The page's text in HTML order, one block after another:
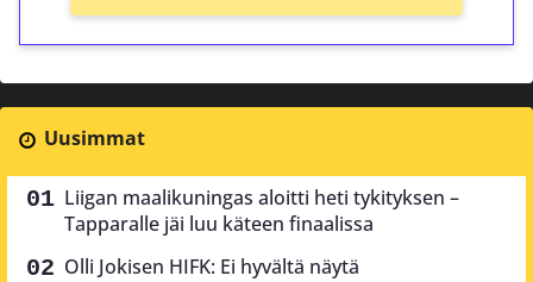
Uusimmat
Liigan maalikuningas aloitti heti tykityksen –
Tapparalle jäi luu käteen finaalissa
Olli Jokisen HIFK: Ei hyvältä näytä